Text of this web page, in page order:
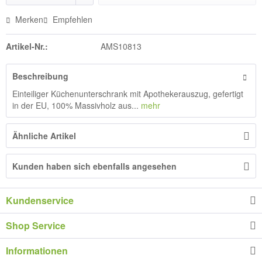
Merken Empfehlen
Artikel-Nr.: AMS10813
Beschreibung
Einteiliger Küchenunterschrank mit Apothekerauszug, gefertigt
in der EU, 100% Massivholz aus... mehr
Ähnliche Artikel
Kunden haben sich ebenfalls angesehen
Kundenservice
Shop Service
Informationen